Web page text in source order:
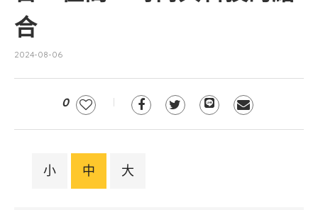
合
2024-08-06
0
小 中 大